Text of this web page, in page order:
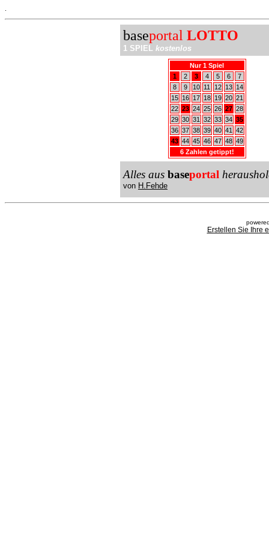
baseportal LOTTO
1 SPIEL kostenlos
Nur 1 Spiel
1
2 3 4 5 6
7
8
9 10 11 12 13
14
15
16 17 18 19 20 21
22 23 24 25 26 27 28
29 30 31 32 33 34 35
36 37 38 39 40 41
42
43 44 45 46 47 48 49
6 Zahlen getippt!
Alles aus baseportal
von H.Fehde
Erstellen Sie Ihre